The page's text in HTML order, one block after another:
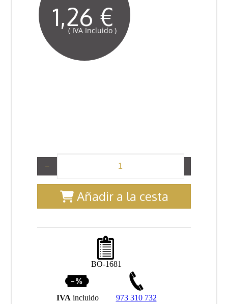
1,26 €
( IVA Incluido )
−
Añadir a la cesta
BO-1681
IVA incluido 973 310 732